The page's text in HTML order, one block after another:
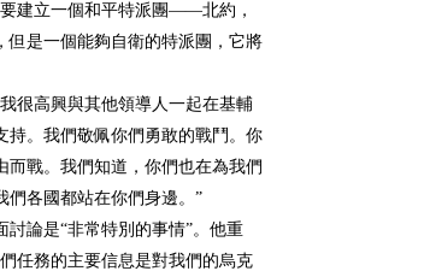
建立一個和平特派團——北約，
但是一個能夠自衛的特派團，它將
很高興與其他領導人一起在基輔
持。我們敬佩你們勇敢的戰鬥。你
而戰。我們知道，你們也在為我們
們各國都站在你們身邊。”
論是“非常特別的事情”。他重
任務的主要信息是對我們的烏克